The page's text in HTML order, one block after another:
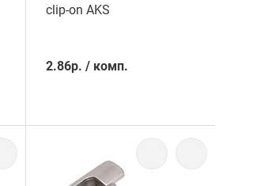
clip-on AKS
2.86р. / комп.